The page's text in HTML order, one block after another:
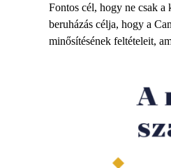
Fontos cél, hogy ne csak a
beruházás célja, hogy a
minősítésének feltételeit,